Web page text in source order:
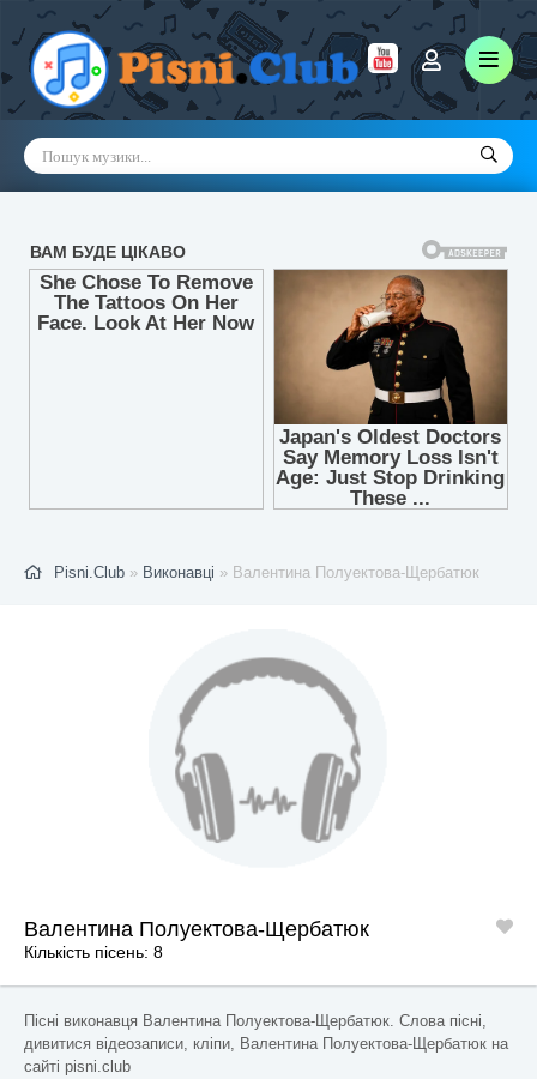
Pisni.Club » Виконавці » Валентина Полуектова-Щербатюк
Валентина Полуектова-Щербатюк
Кількість пісень: 8
Пісні виконавця Валентина Полуектова-Щербатюк. Слова пісні,
дивитися відеозаписи, кліпи, Валентина Полуектова-Щербатюк на
сайті pisni.club